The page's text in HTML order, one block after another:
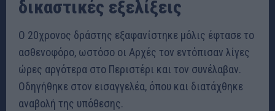
δικαστικές εξελίξεις
Ο 20χρονος δράστης εξαφανίστηκε μόλις έφτασε το
ασθενοφόρο, ωστόσο οι Αρχές τον εντόπισαν λίγες
ώρες αργότερα στο Περιστέρι και τον συνέλαβαν.
Οδηγήθηκε στον εισαγγελέα, όπου και διατάχθηκε
αναβολή της υπόθεσης.